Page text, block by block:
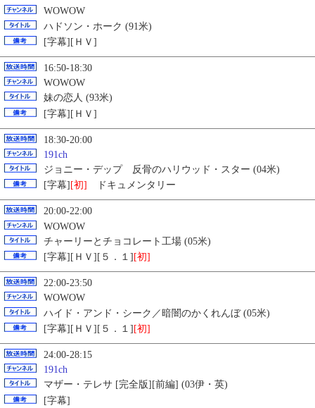
WOWOW
ハドソン・ホーク (91米)
[字幕][ＨＶ]
16:50-18:30
WOWOW
妹の恋人 (93米)
[字幕][ＨＶ]
18:30-20:00
191ch
ジョニー・デップ 反骨のハリウッド・スター (04米)
[字幕] [初] ドキュメンタリー
20:00-22:00
WOWOW
チャーリーとチョコレート工場 (05米)
[字幕][ＨＶ][５．１] [初]
22:00-23:50
WOWOW
ハイド・アンド・シーク／暗闇のかくれんぼ (05米)
[字幕][ＨＶ][５．１] [初]
24:00-28:15
191ch
マザー・テレサ [完全版][前編] (03伊・英)
[字幕]